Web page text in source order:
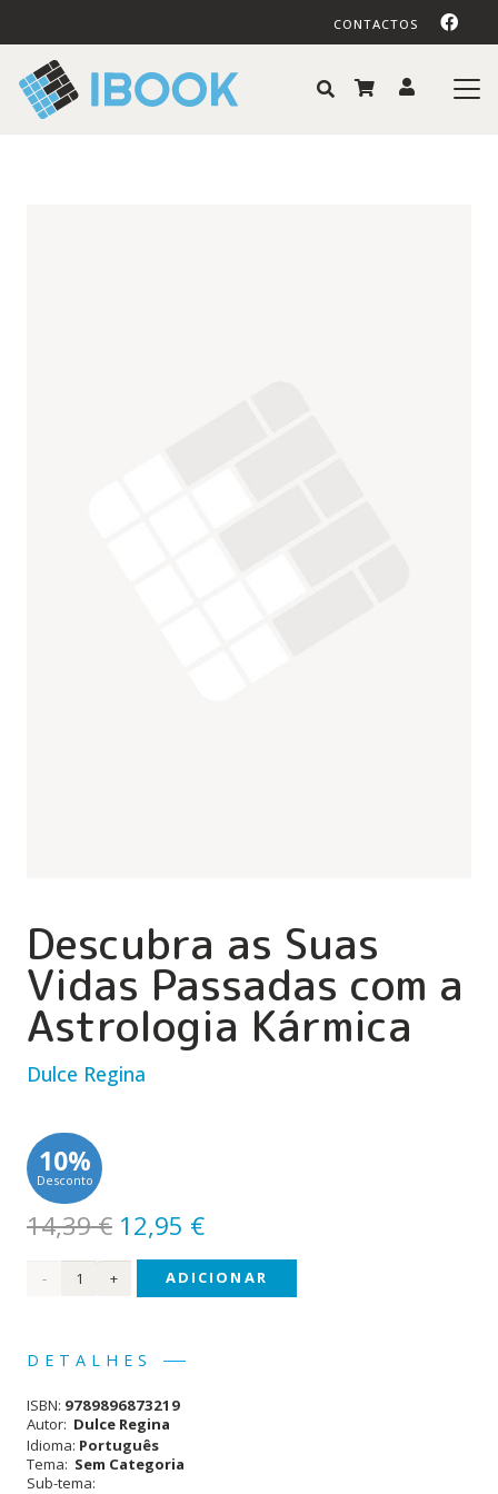
CONTACTOS
Descubra as Suas
Vidas Passadas com a
Astrologia Kármica
Dulce Regina
10%
Desconto
14,39€ O
preço
original
14,39 €.
12,95 €O
preço
atual
Quantidade
Suas
Vidas
ADICIONAR
DETALHES
ISBN: 9789896873219
Autor: Dulce Regina
Idioma: Português
Tema: Sem Categoria
Sub-tema: